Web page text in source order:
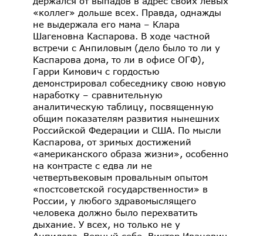
«коллег» дольше всех. Правда, однажды
не выдержала его мама – Клара
Шагеновна Каспарова. В ходе частной
встречи с Анпиловым (дело было то ли у
Каспарова дома, то ли в офисе ОГФ),
Гарри Кимович с гордостью
демонстрировал собеседнику свою новую
наработку – сравнительную
аналитическую таблицу, посвященную
общим показателям развития нынешних
Российской Федерации и США. По мысли
Каспарова, от зримых достижений
«американского образа жизни», особенно
на контрасте с едва ли не
четвертьвековым провальным опытом
«постсоветской государственности» в
России, у любого здравомыслящего
человека должно было перехватить
дыхание. У всех, но только не у